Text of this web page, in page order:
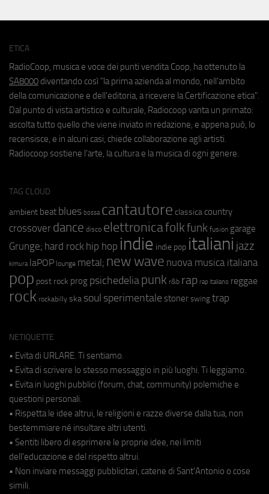
ETICA
RadioCoop, musica e voce dei punti vendita Coop, ha ottenuto la
SA8000 diventando così "la prima azienda al mondo, nell'ambito
della comunicazione e dell'editoria, a ricevere la Certificazione etica".
Dal punto di vista artistico e culturale, Radiocoop vanta un primato:
ascolta tutto quello che viene inviato in redazione, e appena può, lo
recensisce, e in alcuni casi, chiede collaborazione agli artisti.
Radiocoop sostiene l'arte, la cultura e la musica di ogni genere.
TAG CLOUD
ambient beat blues bossa cantautore classica country
crossover dance disco elettronicafolkfunk fusion garage
Grunge; hard rock hip hop indie indie pop italiani jazz
kimura laPOP lounge metal; new wave nuova musica italiana
pop post rock prog psichedeliapunk r&b rap rap italiano reggae
rock rockabilly ska soul sperimentale stoner swing trap
NETIQUETTE
• Evita di URLARE. Ti sentiamo.
• Evita di scrivere lo stesso messaggio in più luoghi. Ti leggiamo.
• Evita in luoghi pubblici (forum, chat, community) polemiche e
questioni personali.
• Rispetta le idee altrui, le religioni e razze diverse dalla tua, non
bestemmiare né insultare altri utenti.
• Sentiti libero di esprimere le proprie idee, nei limiti
dell'educazione e del rispetto altrui.
• Non inviare messaggi pubblicitari, catene di Sant'Antonio o cose
simili.